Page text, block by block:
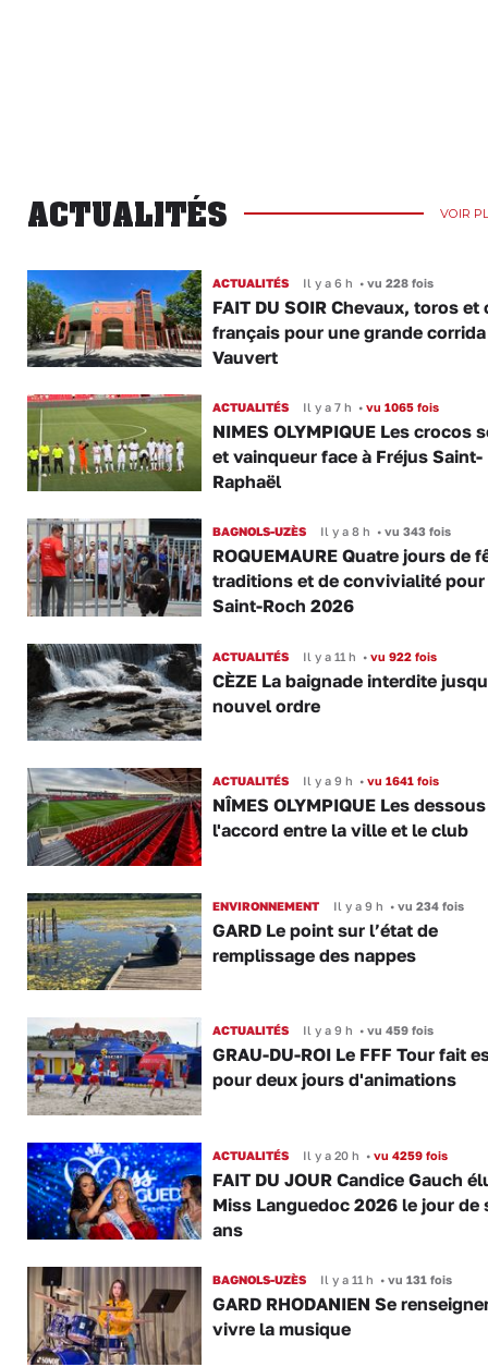
ACTUALITÉS VOIR
ACTUALITÉS Il y a 6 h •vu 228 fois
FAIT DU SOIR Chevaux, toros et
français pour une grande corrida
Vauvert
ACTUALITÉS Il y a 7 h •vu 1065 fois
NIMES OLYMPIQUE Les crocos
et vainqueur face à Fréjus Saint-
Raphaël
BAGNOLS-UZÈS Il y a 8 h •vu 343 fois
ROQUEMAURE Quatre jours de
traditions et de convivialité pour
Saint-Roch 2026
ACTUALITÉS Il y a 11 h •vu 922 fois
CÈZE La baignade interdite
nouvel ordre
ACTUALITÉS Il y a 9 h •vu 1641 fois
NÎMES OLYMPIQUE Les
l'accord entre la ville et le club
ENVIRONNEMENT Il y a 9 h •vu 234 fois
GARD Le point sur l’état de
remplissage des nappes
ACTUALITÉS Il y a 9 h •vu 459 fois
GRAU-DU-ROI Le FFF Tour fait
pour deux jours d'animations
ACTUALITÉS Il y a 20 h •vu 4259 fois
FAIT DU JOUR Candice Gauch
Miss Languedoc 2026 le jour de
ans
BAGNOLS-UZÈS Il y a 11 h •vu 131 fois
GARD RHODANIEN Se
vivre la musique